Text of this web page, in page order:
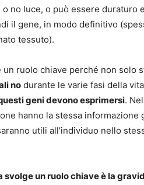
no luce, o può essere duraturo
il gene, in modo definitivo
tessuto).
ruolo chiave perché non solo
no durante le varie fasi della
geni devono esprimersi.
hanno la stessa informazione
utili all’individuo nello
svolge un ruolo chiave è la